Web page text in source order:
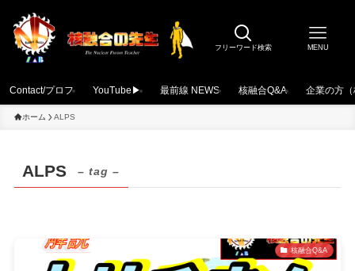
フリーワード検索 MENU
Contact/プロフ YouTube▶ 最前線 NEWS 核融合Q&A 企業の方
ホーム ALPS
ALPS – tag –
核融合Q&A